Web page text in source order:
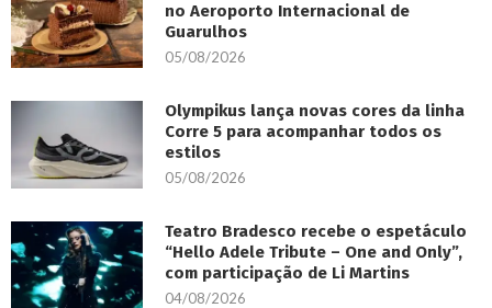
no Aeroporto Internacional de
Guarulhos
05/08/2026
Olympikus lança novas cores da linha
Corre 5 para acompanhar todos os
estilos
05/08/2026
Teatro Bradesco recebe o espetáculo
“Hello Adele Tribute – One and Only”,
com participação de Li Martins
04/08/2026